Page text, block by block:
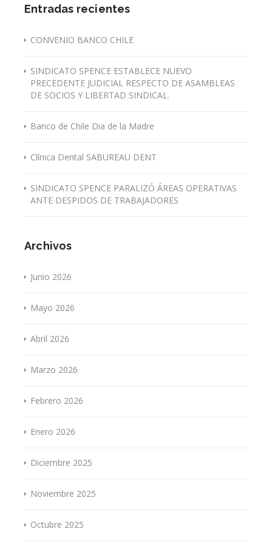
Entradas recientes
CONVENIO BANCO CHILE
SINDICATO SPENCE ESTABLECE NUEVO
PRECEDENTE JUDICIAL RESPECTO DE ASAMBLEAS
DE SOCIOS Y LIBERTAD SINDICAL.
Banco de Chile Dia de la Madre
Clínica Dental SABUREAU DENT
SINDICATO SPENCE PARALIZÓ ÁREAS OPERATIVAS
ANTE DESPIDOS DE TRABAJADORES
Archivos
Junio 2026
Mayo 2026
Abril 2026
Marzo 2026
Febrero 2026
Enero 2026
Diciembre 2025
Noviembre 2025
Octubre 2025